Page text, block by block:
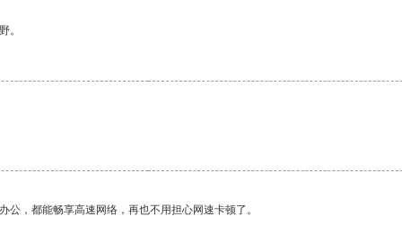
。
，都能畅享高速网络，再也不用担心网速卡顿了。